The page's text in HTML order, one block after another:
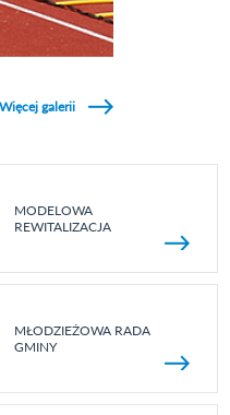
Więcej galerii
MODELOWA
REWITALIZACJA
MŁODZIEŻOWA RADA
GMINY